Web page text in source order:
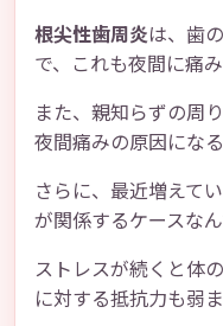
根尖性歯周炎は、歯
で、これも夜間に痛
また、親知らずの周
夜間痛みの原因にな
さらに、最近増えて
が関係するケースなん
ストレスが続くと体
に対する抵抗力も弱